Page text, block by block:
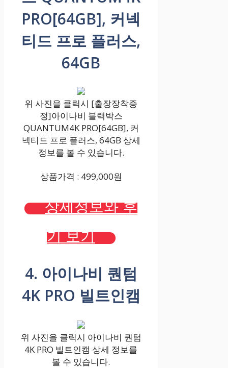
PRO[64GB], 커넥
티드 프로 플러스,
64GB
위 사진을 클릭시 [출장장착증
정]아이나비 블랙박스
QUANTUM4K PRO[64GB], 커
넥티드 프로 플러스, 64GB 상세
정보를 볼 수 있습니다.
상품가격 : 499,000원
상세정보와 후
기 보기
4. 아이나비 퀀텀
4K PRO 빌트인캠
위 사진을 클릭시 아이나비 퀀텀
4K PRO 빌트인캠 상세 정보를
볼 수 있습니다.